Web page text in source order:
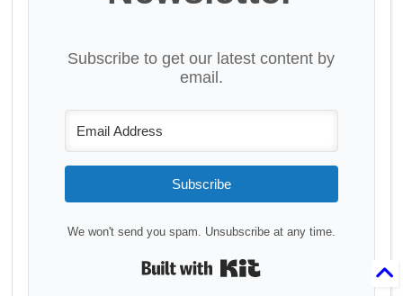
Subscribe to get our latest content by
email.
Subscribe
We won't send you spam. Unsubscribe at any time.